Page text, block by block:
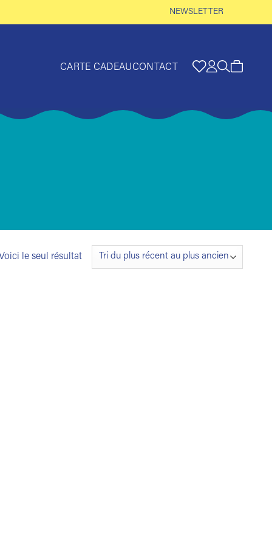
NEWSLETTER
CARTE CADEAUCONTACT
Voici le seul résultat